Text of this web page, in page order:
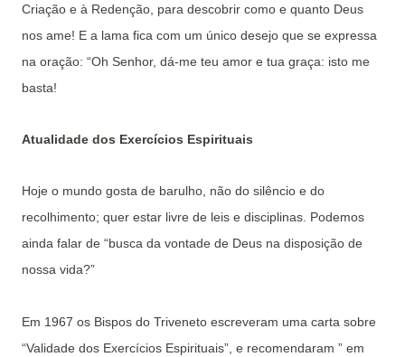
Criação e à Redenção, para descobrir como e quanto Deus
nos ame! E a lama fica com um único desejo que se expressa
na oração: “Oh Senhor, dá-me teu amor e tua graça: isto me
basta!
Atualidade dos Exercícios Espirituais
Hoje o mundo gosta de barulho, não do silêncio e do
recolhimento; quer estar livre de leis e disciplinas. Podemos
ainda falar de “busca da vontade de Deus na disposição de
nossa vida?”
Em 1967 os Bispos do Triveneto escreveram uma carta sobre
“Validade dos Exercícios Espirituais”, e recomendaram ” em